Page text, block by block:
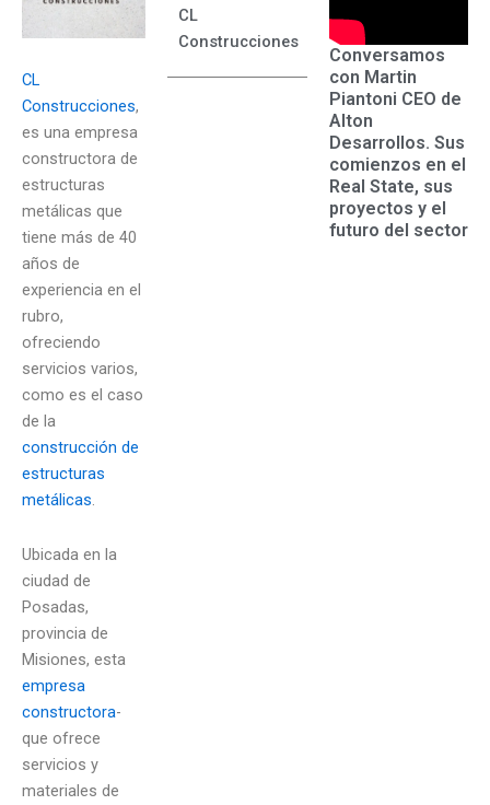
CL
Construcciones,
es una empresa
constructora de
estructuras
metálicas que
tiene más de 40
años de
experiencia en el
rubro,
ofreciendo
servicios varios,
como es el caso
de la
construcción de
estructuras
metálicas.
Ubicada en la
ciudad de
Posadas,
provincia de
Misiones, esta
empresa
constructora-
que ofrece
servicios y
materiales de
CL
Construcciones
Conversamos
con Martin
Piantoni CEO de
Alton
Desarrollos. Sus
comienzos en el
Real State, sus
proyectos y el
futuro del sector